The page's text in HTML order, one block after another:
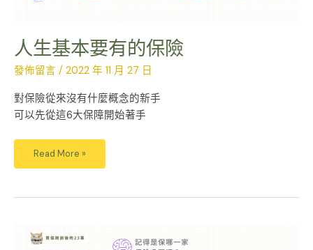
人生基本要有的保險
發佈留言 / 2022 年 11 月 27 日
對保險從來沒有什麼概念的新手
可以先從這6大保障開始著手
Read More »
何
找